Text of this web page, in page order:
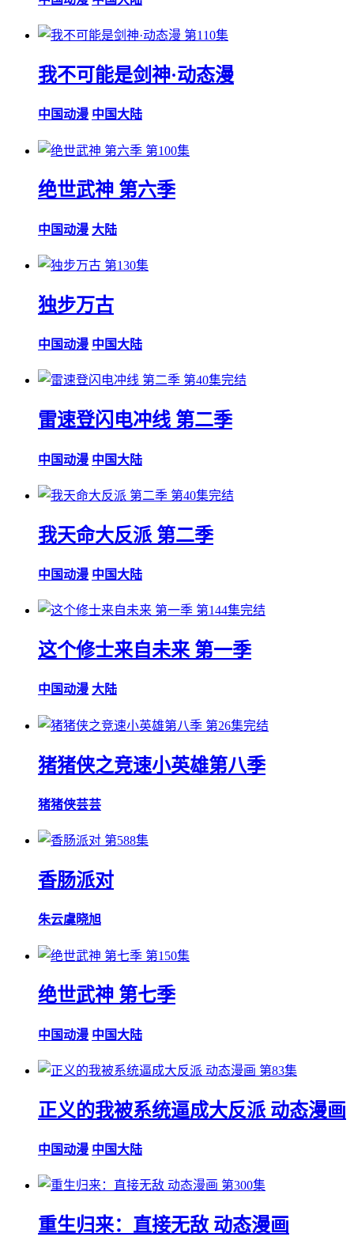
第110集
我不可能是剑神·动态漫
中国动漫 中国大陆
第100集
绝世武神 第六季
中国动漫 大陆
第130集
独步万古
中国动漫 中国大陆
第40集完结
雷速登闪电冲线 第二季
中国动漫 中国大陆
第40集完结
我天命大反派 第二季
中国动漫 中国大陆
第144集完结
这个修士来自未来 第一季
中国动漫 大陆
第26集完结
猪猪侠之竞速小英雄第八季
猪猪侠芸芸
第588集
香肠派对
朱云虞晓旭
第150集
绝世武神 第七季
中国动漫 中国大陆
第83集
正义的我被系统逼成大反派 动态漫画
中国动漫 中国大陆
第300集
重生归来：直接无敌 动态漫画